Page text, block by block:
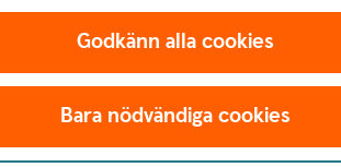
Godkänn alla cookies
Bara nödvändiga cookies